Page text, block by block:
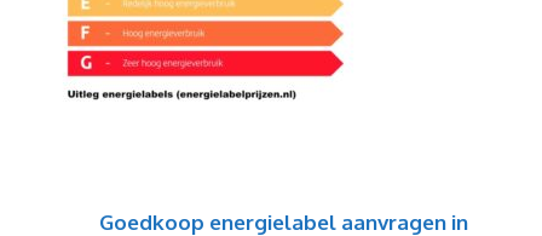
Goedkoop energielabel aanvragen in